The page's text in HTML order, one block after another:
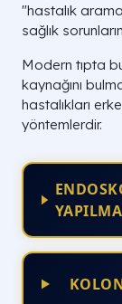
"hastalık
sağlık
Modern tıpta
kaynağını
hastalıkları
yöntemlerdir.